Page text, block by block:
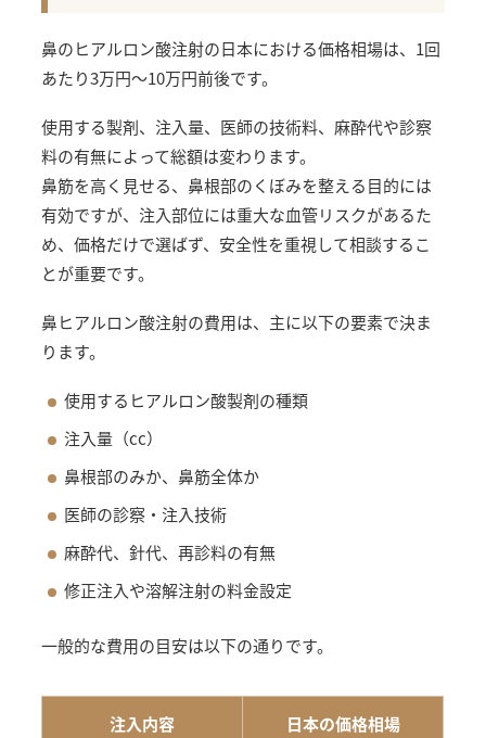
鼻のヒアルロン酸注射の日本における価格相場は、1回
あたり3万円〜10万円前後です。
使用する製剤、注入量、医師の技術料、麻酔代や診察
料の有無によって総額は変わります。
鼻筋を高く見せる、鼻根部のくぼみを整える目的には
有効ですが、注入部位には重大な血管リスクがあるた
め、価格だけで選ばず、安全性を重視して相談するこ
とが重要です。
鼻ヒアルロン酸注射の費用は、主に以下の要素で決ま
ります。
使用するヒアルロン酸製剤の種類
注入量（cc）
鼻根部のみか、鼻筋全体か
医師の診察・注入技術
麻酔代、針代、再診料の有無
修正注入や溶解注射の料金設定
一般的な費用の目安は以下の通りです。
注入内容 日本の価格相場